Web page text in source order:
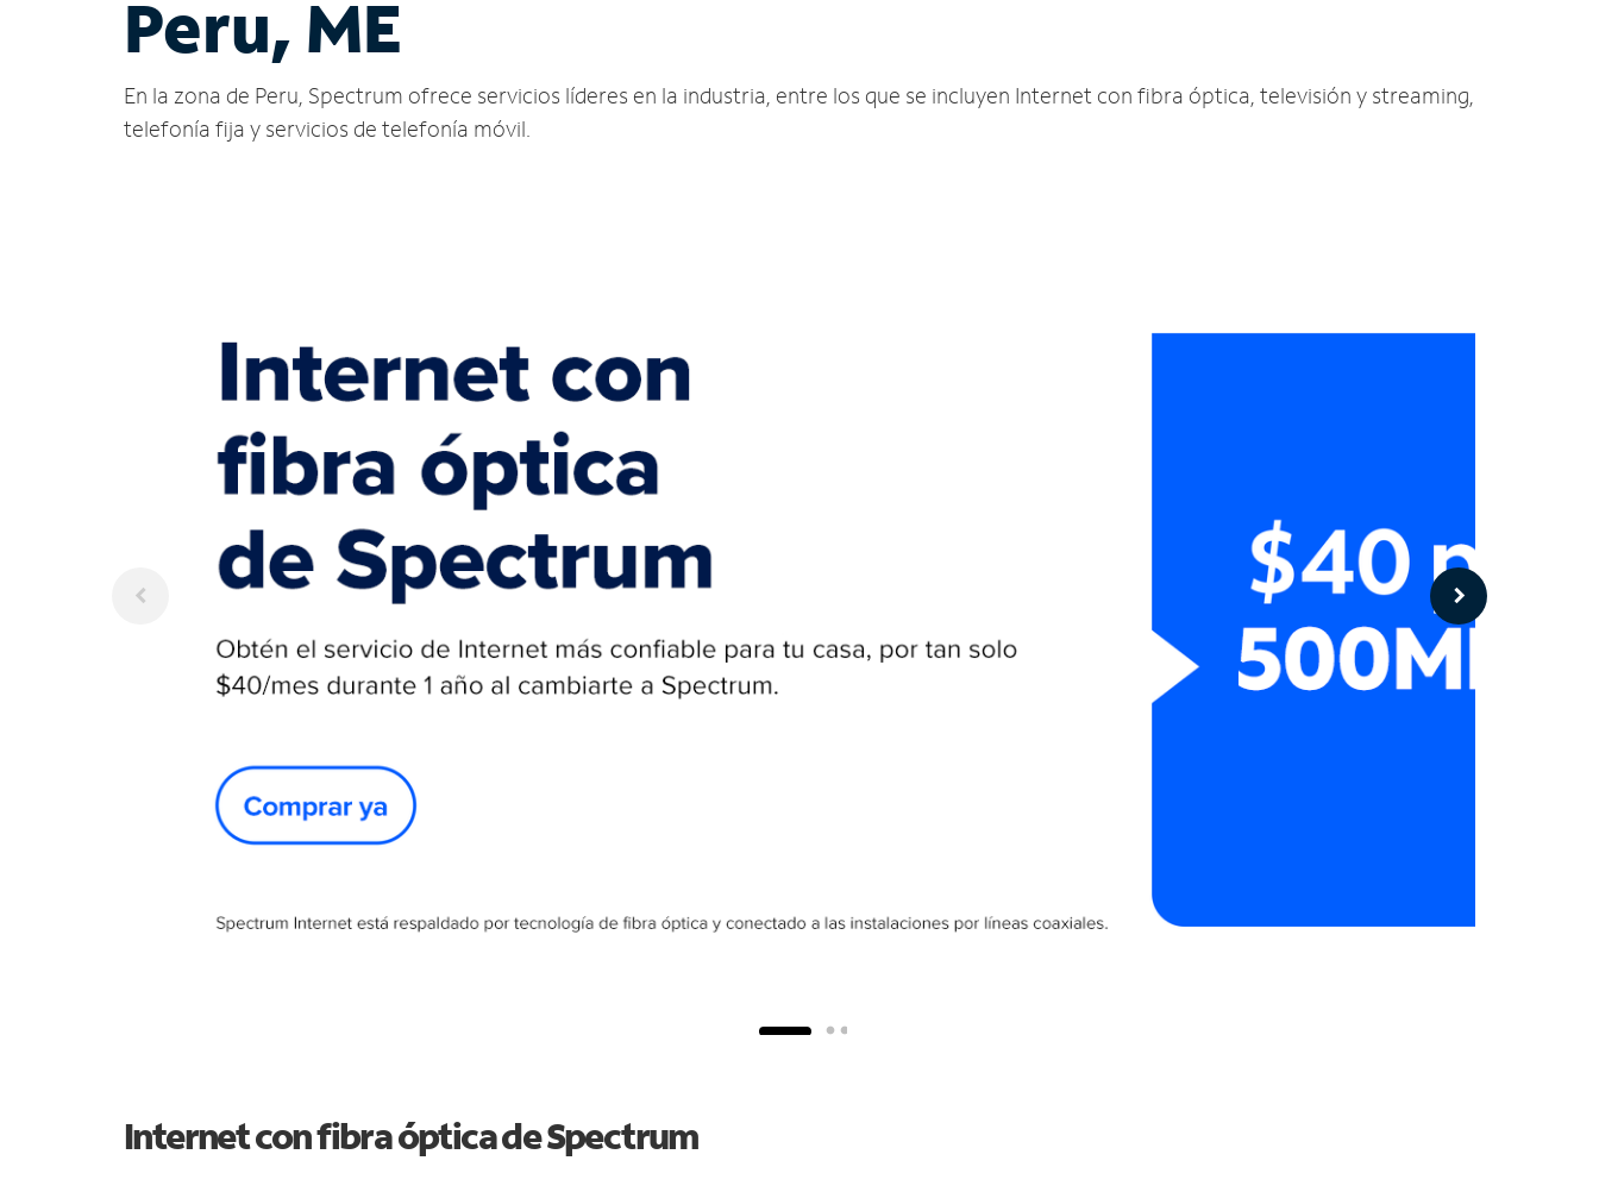
Peru, ME
En la zona de Peru, Spectrum ofrece servicios líderes en la industria, entre los que se incluyen Internet con fibra óptica, televisión y streaming,
telefonía fija y servicios de telefonía móvil.
Internet con fibra óptica de Spectrum